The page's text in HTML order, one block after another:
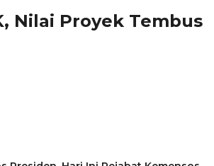
Nilai Proyek Tembus